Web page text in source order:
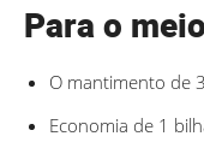
Para o
O mantimento de
Economia de 1